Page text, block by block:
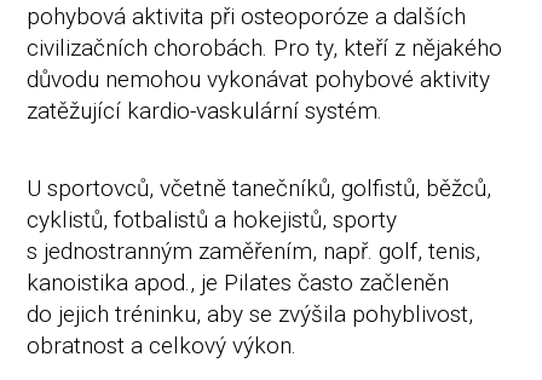
pohybová aktivita při osteoporóze a dalších
civilizačních chorobách. Pro ty, kteří z nějakého
důvodu nemohou vykonávat pohybové aktivity
zatěžující kardio-vaskulární systém.
U sportovců, včetně tanečníků, golfistů, běžců,
cyklistů, fotbalistů a hokejistů, sporty
s jednostranným zaměřením, např. golf, tenis,
kanoistika apod., je Pilates často začleněn
do jejich tréninku, aby se zvýšila pohyblivost,
obratnost a celkový výkon.